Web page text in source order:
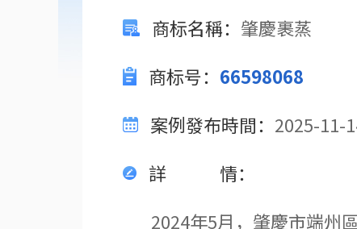
商标名稱： 肇慶裹蒸
商标号： 66598068
案例發布時間： 2025-11-
詳情：
2024年5月，肇慶市端州